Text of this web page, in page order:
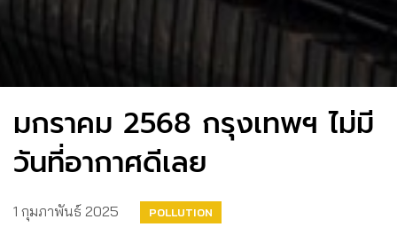
มกราคม 2568 กรุงเทพฯ ไม่มี
วันที่อากาศดีเลย
1 กุมภาพันธ์ 2025 POLLUTION